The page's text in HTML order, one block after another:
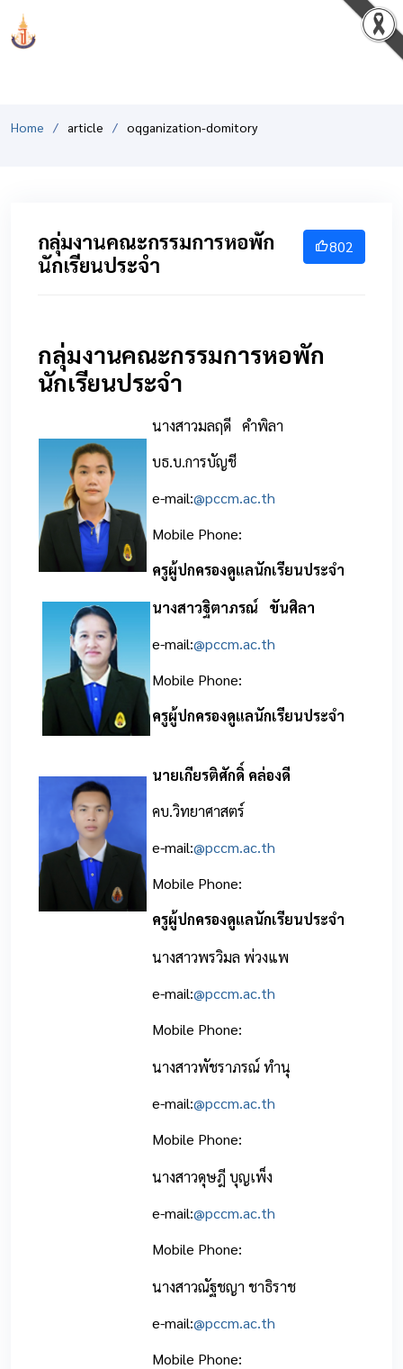
Home article oqganization-domitory
802
กลุ่มงานคณะกรรมการหอพัก
นักเรียนประจำ
กลุ่มงานคณะกรรมการหอพัก
นักเรียนประจำ
นางสาวมลฤดี คำพิลา
บธ.บ.การบัญชี
e-mail:@pccm.ac.th
Mobile Phone:
ครูผู้ปกครองดูแลนักเรียนประจำ
นางสาวฐิตาภรณ์ ขันศิลา
e-mail:@pccm.ac.th
Mobile Phone:
ครูผู้ปกครองดูแลนักเรียนประจำ
นายเกียรติศักดิ์ คล่องดี
คบ.วิทยาศาสตร์
e-mail:@pccm.ac.th
Mobile Phone:
ครูผู้ปกครองดูแลนักเรียนประจำ
นางสาวพรวิมล พ่วงแพ
e-mail:@pccm.ac.th
Mobile Phone:
นางสาวพัชราภรณ์ ทำนุ
e-mail:@pccm.ac.th
Mobile Phone:
นางสาวดุษฎี บุญเพ็ง
e-mail:@pccm.ac.th
Mobile Phone:
นางสาวณัฐชญา ชาธิราช
e-mail:@pccm.ac.th
Mobile Phone: